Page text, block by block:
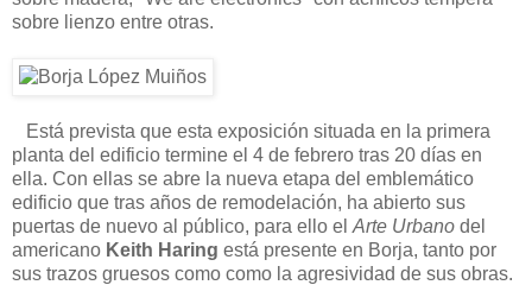
sobre lienzo entre otras.
Está prevista que esta exposición situada en la primera
planta del edificio termine el 4 de febrero tras 20 días en
ella. Con ellas se abre la nueva etapa del emblemático
edificio que tras años de remodelación, ha abierto sus
puertas de nuevo al público, para ello el Arte Urbano del
americano Keith Haring está presente en Borja, tanto por
sus trazos gruesos como como la agresividad de sus obras.